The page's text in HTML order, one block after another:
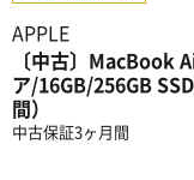
APPLE
〔中古〕MacBook
ア/16GB/256GB
間）
中古保証3ヶ月間